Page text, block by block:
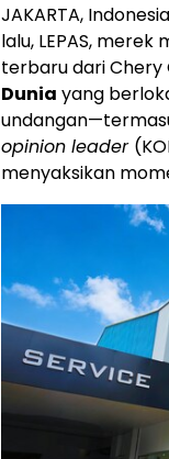
JAKARTA, Indonesia
lalu, LEPAS,
terbaru dari Chery
Dunia yang
opinion leader
menyaksikan